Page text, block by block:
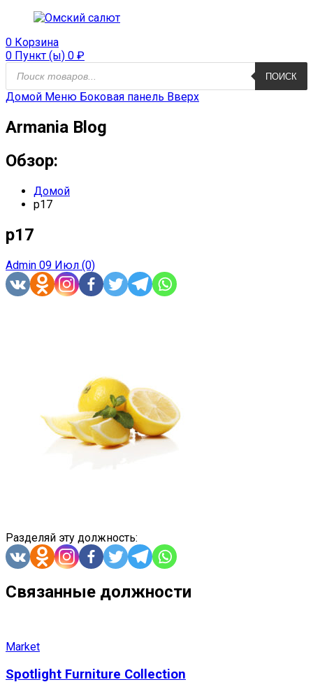
0 Корзина
0 Пункт (ы) 0 ₽
Поиск
продуктов
ПОИСК
Домой Меню Боковая панель Вверх
Armania Blog
Обзор:
Домой
p17
p17
Admin 09 Июл (0)
Разделяй эту должность:
Связанные должности
Market
Spotlight Furniture Collection